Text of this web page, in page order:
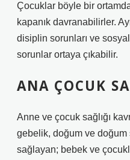
Çocuklar böyle bir
kapanık davranabilirler.
disiplin sorunları ve
sorunlar ortaya çıkabilir.
ANA ÇOCUK
Anne ve çocuk sağlığı
gebelik, doğum ve doğum
sağlayan; bebek ve